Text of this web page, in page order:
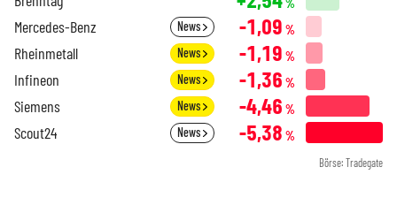
Mercedes-Benz News -1,09 %
Rheinmetall News -1,19 %
Infineon News -1,36 %
Siemens News -4,46 %
Scout24 News -5,38 %
Börse: Tradegate